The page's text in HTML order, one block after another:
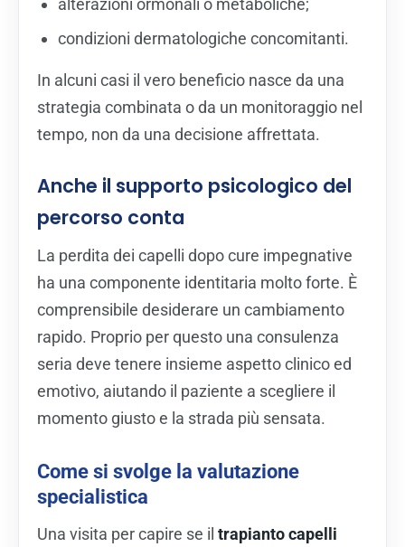
alterazioni ormonali o metaboliche;
condizioni dermatologiche concomitanti.
In alcuni casi il vero beneficio nasce da una
strategia combinata o da un monitoraggio nel
tempo, non da una decisione affrettata.
Anche il supporto psicologico del
percorso conta
La perdita dei capelli dopo cure impegnative
ha una componente identitaria molto forte. È
comprensibile desiderare un cambiamento
rapido. Proprio per questo una consulenza
seria deve tenere insieme aspetto clinico ed
emotivo, aiutando il paziente a scegliere il
momento giusto e la strada più sensata.
Come si svolge la valutazione
specialistica
Una visita per capire se il trapianto capelli